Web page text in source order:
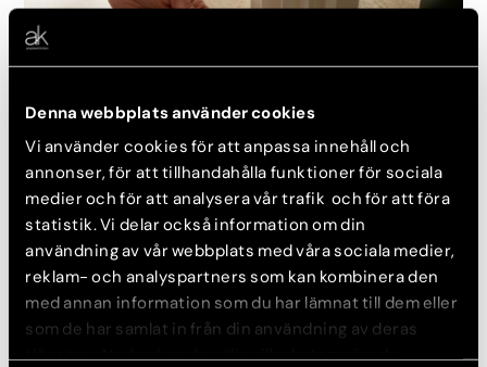
Denna webbplats använder cookies
Vi använder cookies för att anpassa innehåll och
annonser, för att tillhandahålla funktioner för sociala
medier och för att analysera vår trafik och för att föra
statistik. Vi delar också information om din
användning av vår webbplats med våra sociala medier,
reklam- och analyspartners som kan kombinera den
med annan information som du har lämnat till dem eller
som de har samlat in från din användning av deras
tjänster. Nedan kan du välja vilka kategorier du
MOMMY MAKE OVER
En kombination av ingrepp som innebär innebär
bröstkirurgi, bukplastik och fettsugning. För dig som
vill hitta tillbaka till kroppen innan graviditet.